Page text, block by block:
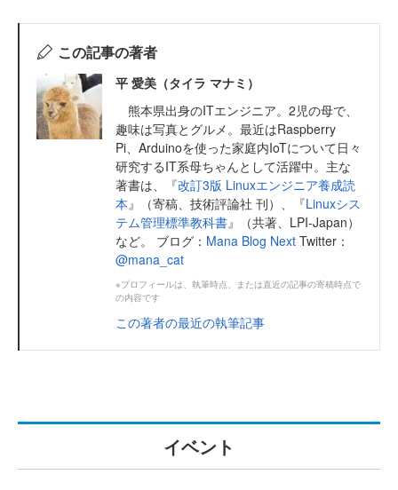
この記事の著者
平 愛美（タイラ マナミ）
熊本県出身のITエンジニア。2児の母で、
趣味は写真とグルメ。最近はRaspberry
Pi、Arduinoを使った家庭内IoTについて日々
研究するIT系母ちゃんとして活躍中。主な
著書は、『改訂3版 Linuxエンジニア養成読
本 』（寄稿、技術評論社 刊）、『Linuxシス
テム管理標準教科書』（共著、LPI-Japan）
など。 ブログ： Mana Blog Next Twitter：
@mana_cat
※プロフィールは、執筆時点、または直近の記事の寄稿時点で
の内容です
この著者の最近の執筆記事
イベント